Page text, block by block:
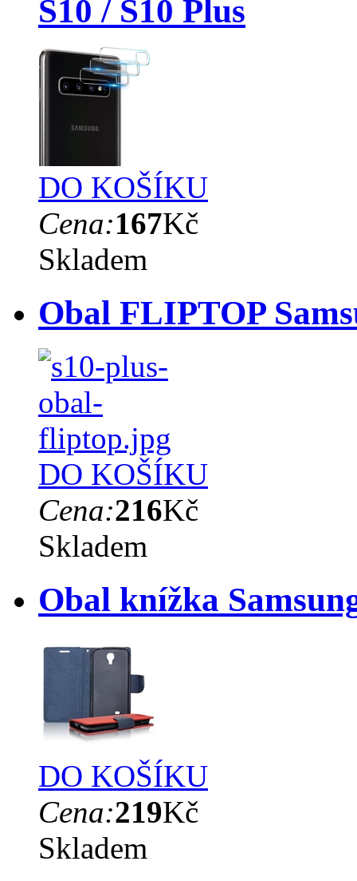
S10 / S10 Plus
DO KOŠÍKU
Cena:167Kč
Skladem
Obal FLIPTOP
DO KOŠÍKU
Cena:216Kč
Skladem
Obal knížka
DO KOŠÍKU
Cena:219Kč
Skladem